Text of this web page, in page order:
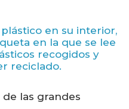
las grandes